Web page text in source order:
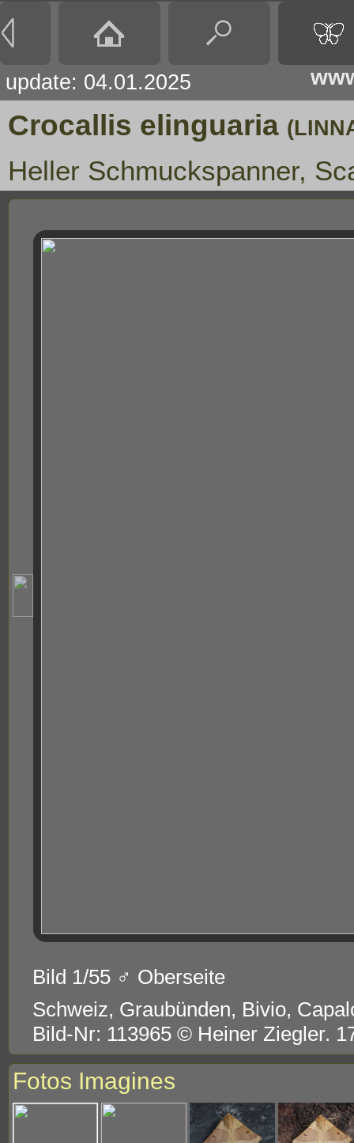
update: 04.01.2025
Crocallis elinguaria
Heller Schmuckspanner,
Bild 1/55 ♂ Oberseite
Schweiz, Graubünden, Bivio,
Bild-Nr: 113965 © Heiner Ziegler.
Fotos Imagines